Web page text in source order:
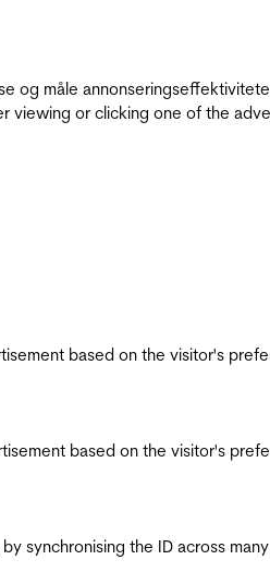
og måle
or clicking one of the
based on the visitor's
based on the visitor's
synchronising the ID across